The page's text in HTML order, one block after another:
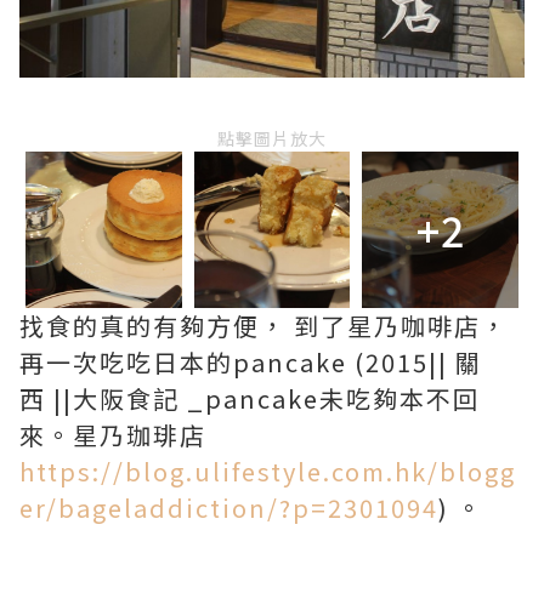
點擊圖片放大
+2
找食的真的有夠方便， 到了星乃咖啡店，
再一次吃吃日本的pancake (2015|| 關
西 ||大阪食記 _pancake未吃夠本不回
來。星乃珈琲店
https://blog.ulifestyle.com.hk/blogg
er/bageladdiction/?p=2301094) 。